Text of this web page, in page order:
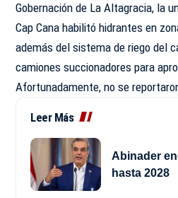
Gobernación de La Altagracia, la
Cap Cana habilitó hidrantes en
además del sistema de riego del
camiones succionadores para
Afortunadamente, no se
Leer Más
Abinader
hasta 2028